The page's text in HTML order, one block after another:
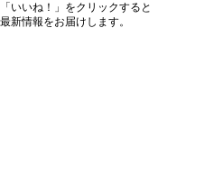
「いいね！」をクリックすると
最新情報をお届けします。